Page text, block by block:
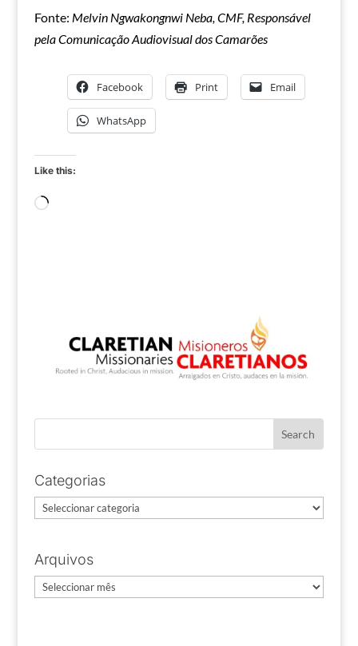
Fonte: Melvin Ngwakongnwi Neba, CMF, Responsável
pela Comunicação Audiovisual dos Camarões
Facebook Print Email
WhatsApp
Like this:
Loading…
Categorias
Categorias
Arquivos
Arquivos